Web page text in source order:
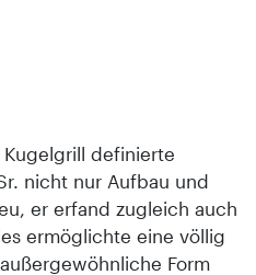
definierte
nicht nur Aufbau und
er erfand zugleich auch
ermöglichte eine völlig
Form